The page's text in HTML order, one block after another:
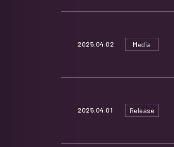
HOME
2025.04.02 Media
2025.04.01 Release